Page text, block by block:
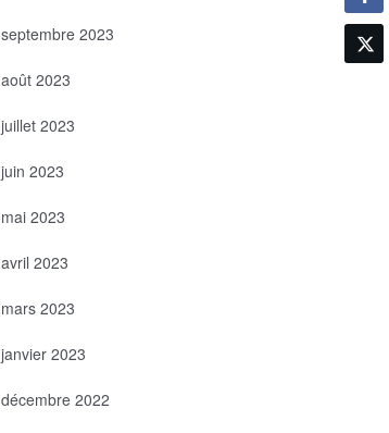
septembre 2023
août 2023
juillet 2023
juin 2023
mai 2023
avril 2023
mars 2023
janvier 2023
décembre 2022